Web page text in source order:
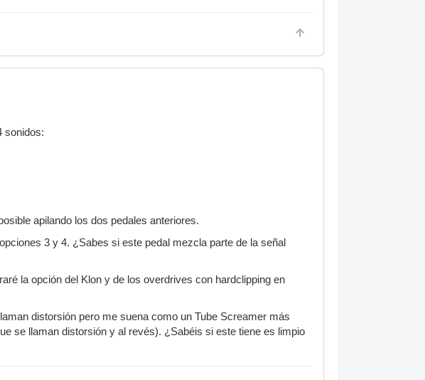
sonidos:
apilando los dos pedales anteriores.
3 y 4. ¿Sabes si este pedal mezcla parte de la señal
la opción del Klon y de los overdrives con hardclipping en
distorsión pero me suena como un Tube Screamer más
se llaman distorsión y al revés). ¿Sabéis si este tiene es limpio